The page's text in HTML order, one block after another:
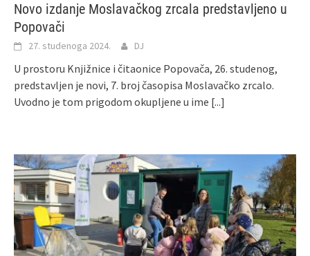
Novo izdanje Moslavačkog zrcala predstavljeno u
Popovači
27. studenoga 2024. DJ
U prostoru Knjižnice i čitaonice Popovača, 26. studenog,
predstavljen je novi, 7. broj časopisa Moslavačko zrcalo.
Uvodno je tom prigodom okupljene u ime [...]